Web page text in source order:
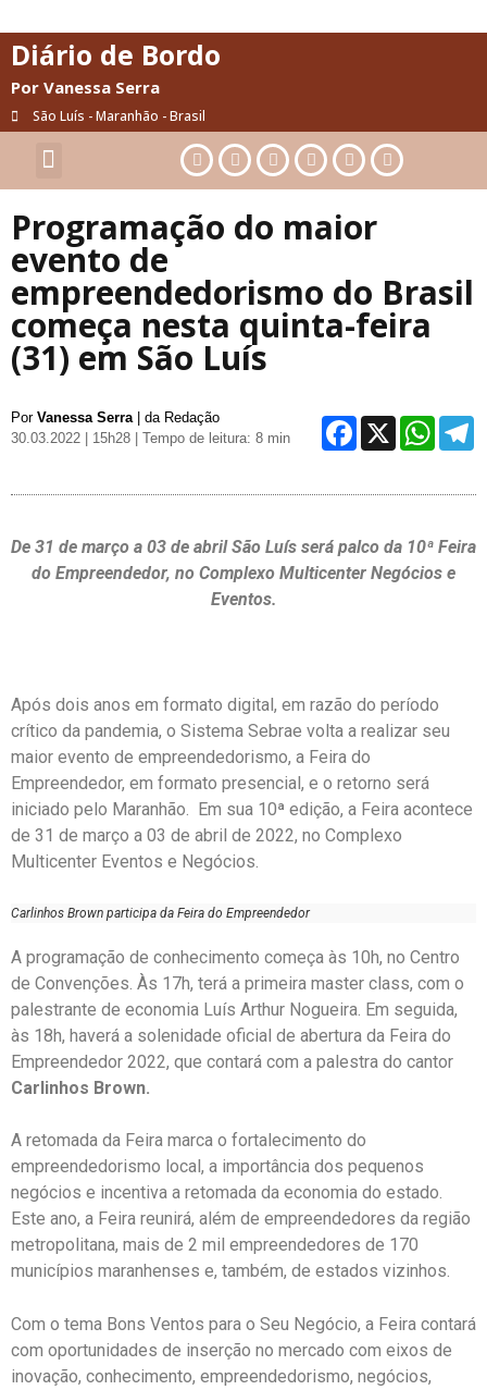
Diário de Bordo
Por Vanessa Serra
São Luís - Maranhão - Brasil
Programação do maior
evento de
empreendedorismo do Brasil
começa nesta quinta-feira
(31) em São Luís
Por Vanessa Serra | da Redação
30.03.2022 | 15h28
| Tempo de leitura: 8 min X
De 31 de março a 03 de abril São Luís será palco da 10ª Feira
do Empreendedor, no Complexo Multicenter Negócios e
Eventos.
Após dois anos em formato digital, em razão do período
crítico da pandemia, o Sistema Sebrae volta a realizar seu
maior evento de empreendedorismo, a Feira do
Empreendedor, em formato presencial, e o retorno será
iniciado pelo Maranhão. Em sua 10ª edição, a Feira acontece
de 31 de março a 03 de abril de 2022, no Complexo
Multicenter Eventos e Negócios.
Carlinhos Brown participa da Feira do Empreendedor
A programação de conhecimento começa às 10h, no Centro
de Convenções. Às 17h, terá a primeira master class, com o
palestrante de economia Luís Arthur Nogueira. Em seguida,
às 18h, haverá a solenidade oficial de abertura da Feira do
Empreendedor 2022, que contará com a palestra do cantor
Carlinhos Brown.
A retomada da Feira marca o fortalecimento do
empreendedorismo local, a importância dos pequenos
negócios e incentiva a retomada da economia do estado.
Este ano, a Feira reunirá, além de empreendedores da região
metropolitana, mais de 2 mil empreendedores de 170
municípios maranhenses e, também, de estados vizinhos.
Com o tema Bons Ventos para o Seu Negócio, a Feira contará
com oportunidades de inserção no mercado com eixos de
inovação, conhecimento, empreendedorismo, negócios,